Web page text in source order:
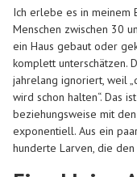
Ich erlebe es in
Menschen zwischen 30
ein Haus gebaut oder
komplett unterschätzen.
jahrelang ignoriert, weil
wird schon halten“. Das
beziehungsweise mit
exponentiell. Aus ein
hunderte Larven, die